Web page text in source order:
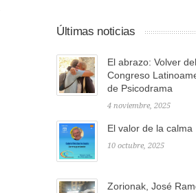
Últimas noticias
El abrazo: Volver
Congreso
de Psicodrama
4 noviembre, 2025
El valor de la calma
10 octubre, 2025
Zorionak, José